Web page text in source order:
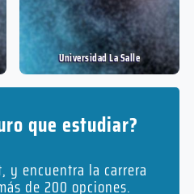
Universidad La Salle
que estudiar?
y encuentra la carrera
de 200 opciones.